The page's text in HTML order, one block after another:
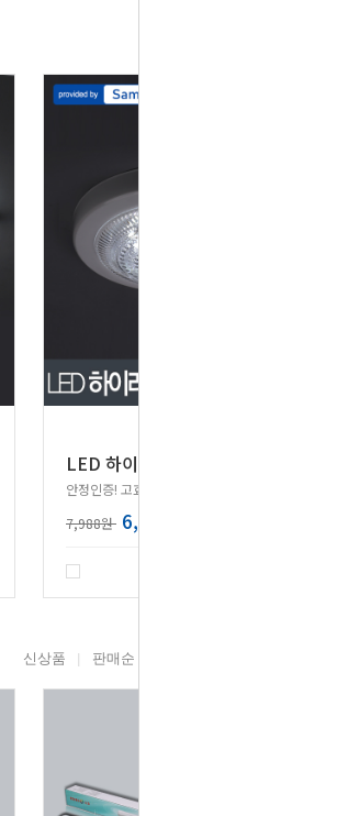
안정인증! 고효율 LED원형 센서등
7,988원 6,390원
신상품 판매순